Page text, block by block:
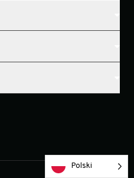
Polski